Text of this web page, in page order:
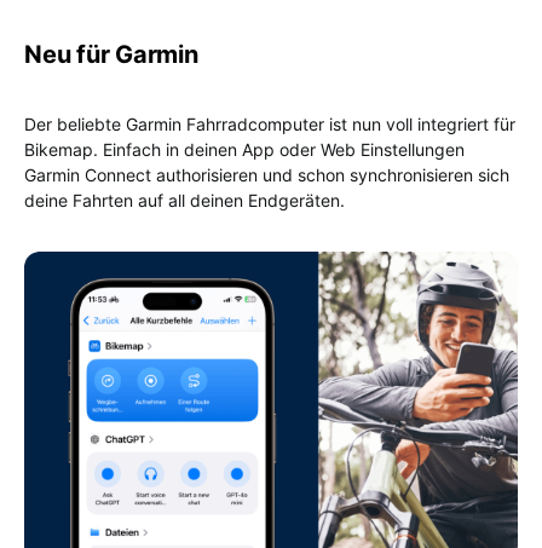
Neu für Garmin
Der beliebte Garmin Fahrradcomputer ist nun voll integriert für
Bikemap. Einfach in deinen App oder Web Einstellungen
Garmin Connect authorisieren und schon synchronisieren sich
deine Fahrten auf all deinen Endgeräten.